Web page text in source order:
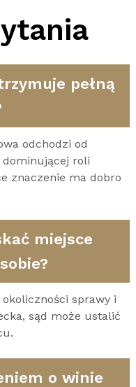
pełną
odchodzi od
roli
znaczenie ma dobro
miejsce
sprawy i
sąd może ustalić
o winie